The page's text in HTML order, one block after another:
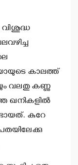
കാലത്ത്
വലതു കണ്ണു
ഖനികളില്‍
കുറേ